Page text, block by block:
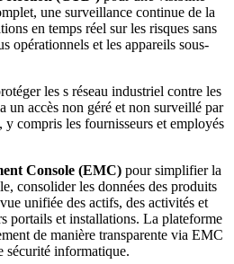
une surveillance continue de la
en temps réel sur les risques sans
opérationnels et les appareils sous-
les s réseau industriel contre les
un accès non géré et non surveillé par
y compris les fournisseurs et employés
Console (EMC) pour simplifier la
consolider les données des produits
unifiée des actifs, des activités et
portails et installations. La plateforme
de manière transparente via EMC
sécurité informatique.